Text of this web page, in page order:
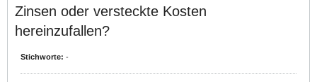
Zinsen oder versteckte Kosten
hereinzufallen?
Stichworte: -